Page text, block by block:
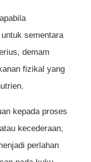
sementara
demam
fizikal yang
kepada proses
kecederaan,
perlahan